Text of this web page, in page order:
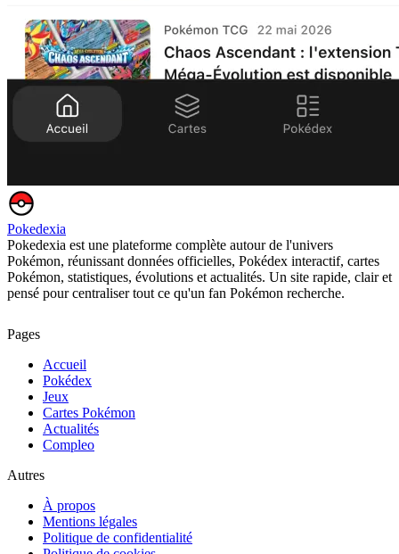
Pokedexia
Pokedexia est une plateforme complète autour de l'univers
Pokémon, réunissant données officielles, Pokédex interactif, cartes
Pokémon, statistiques, évolutions et actualités. Un site rapide, clair et
pensé pour centraliser tout ce qu'un fan Pokémon recherche.
Pages
Accueil
Pokédex
Jeux
Cartes Pokémon
Actualités
Compleo
Autres
À propos
Mentions légales
Politique de confidentialité